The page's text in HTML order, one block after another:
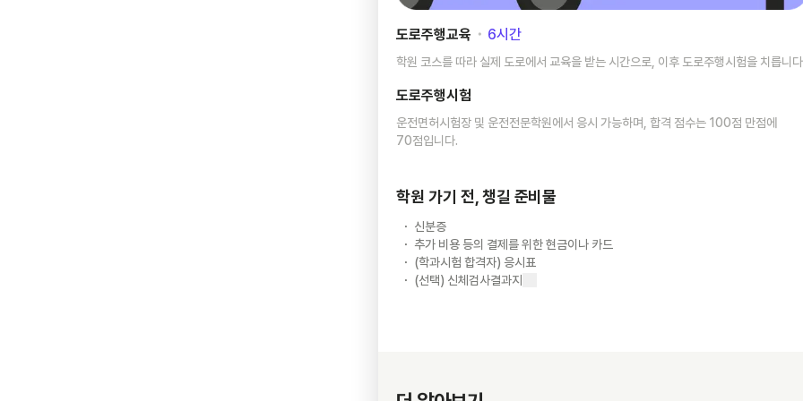
도로주행교육 ･ 6시간
학원 코스를 따라 실제 도로에서 교육을 받는 시간으로, 이후 도로주행시험을 치릅니
도로주행시험
운전면허시험장 및 운전전문학원에서 응시 가능하며, 합격 점수는 100점 만점에
70점입니다.
학원 가기 전, 챙길 준비물
신분증
추가 비용 등의 결제를 위한 현금이나 카드
(학과시험 합격자) 응시표
(선택) 신체검사결과지